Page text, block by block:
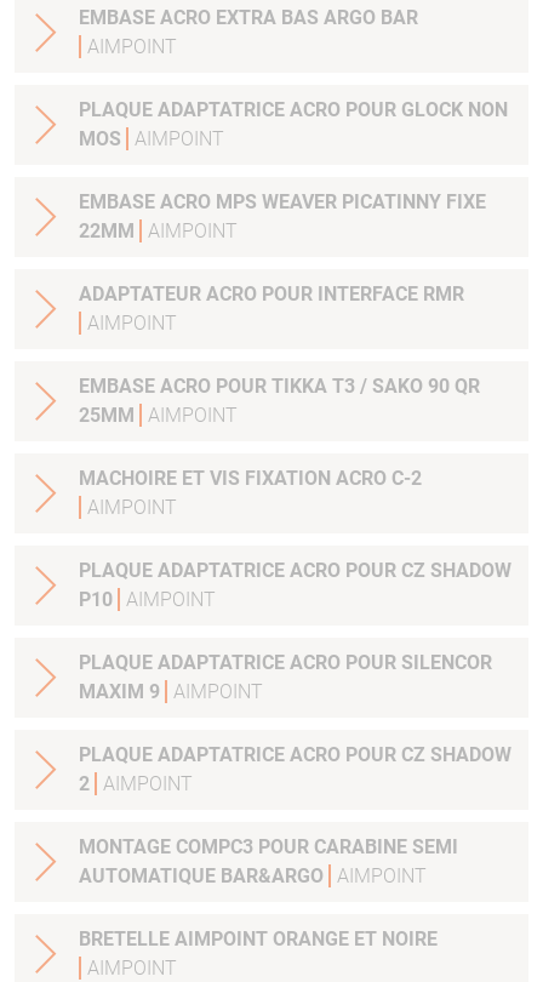
EMBASE ACRO EXTRA BAS ARGO BAR
AIMPOINT
PLAQUE ADAPTATRICE ACRO POUR GLOCK NON
MOS
AIMPOINT
EMBASE ACRO MPS WEAVER PICATINNY FIXE
22MM
AIMPOINT
ADAPTATEUR ACRO POUR INTERFACE RMR
AIMPOINT
EMBASE ACRO POUR TIKKA T3 / SAKO 90 QR
25MM
AIMPOINT
MACHOIRE ET VIS FIXATION ACRO C-2
AIMPOINT
PLAQUE ADAPTATRICE ACRO POUR CZ SHADOW
P10 AIMPOINT
PLAQUE ADAPTATRICE ACRO POUR SILENCOR
MAXIM 9
AIMPOINT
PLAQUE ADAPTATRICE ACRO POUR CZ SHADOW
2 AIMPOINT
MONTAGE COMPC3 POUR CARABINE SEMI
AUTOMATIQUE BAR&ARGO
AIMPOINT
BRETELLE AIMPOINT ORANGE ET NOIRE
AIMPOINT